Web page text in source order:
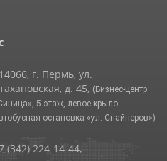
г. Пермь, ул.
д. 45, (Бизнес-центр
5 этаж, левое крыло.
остановка «ул. Снайперов»)
(342) 224-14-44,